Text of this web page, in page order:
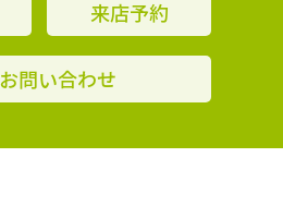
来店予約
お問い合わせ